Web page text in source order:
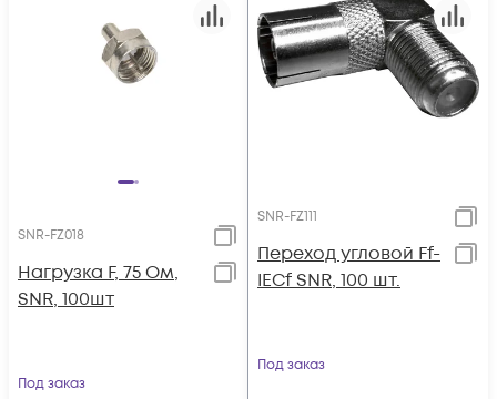
SNR-FZ018
Нагрузка F, 75 Ом,
SNR, 100шт
Под заказ
SNR-FZ111
Переход угловой Ff-
IECf SNR, 100 шт.
Под заказ